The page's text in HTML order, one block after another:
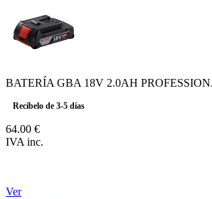
BATERÍA GBA 18V 2.0AH
Recíbelo de 3-5 días
64.00 €
IVA inc.
Ver